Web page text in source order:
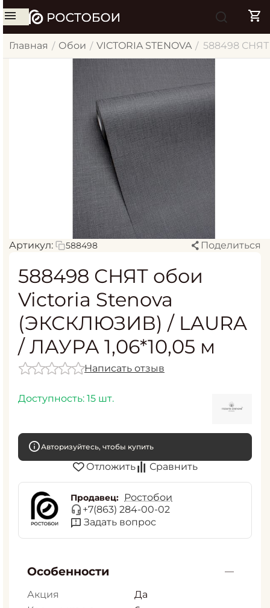
Главная / Обои / VICTORIA STENOVA / 588498
Артикул: 588498 Поделиться
588498 СНЯТ обои
Victoria Stenova
(ЭКСКЛЮЗИВ) / LAURA
/ ЛАУРА 1,06*10,05 м
Написать отзыв
Доступность: 15 шт.
Авторизуйтесь, чтобы купить
Отложить Сравнить
Продавец:
Ростобои
+7(863) 284-00-02
Задать вопрос
Особенности
Акция
Да